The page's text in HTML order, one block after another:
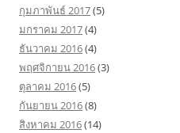
กุมภาพันธ์ 2017(5)
มกราคม 2017(4)
ธันวาคม 2016(4)
พฤศจิกายน 2016(3)
ตุลาคม 2016(5)
กันยายน 2016(8)
สิงหาคม 2016(14)